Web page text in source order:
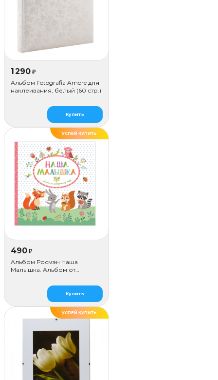
1 290 ₽
Альбом Fotografia Amore для
наклеивания, белый (60 стр.)
Купить
УСПЕЙ КУПИТЬ
490 ₽
Альбом Росмэн Наша
Малышка. Альбом от
Купить
УСПЕЙ КУПИТЬ